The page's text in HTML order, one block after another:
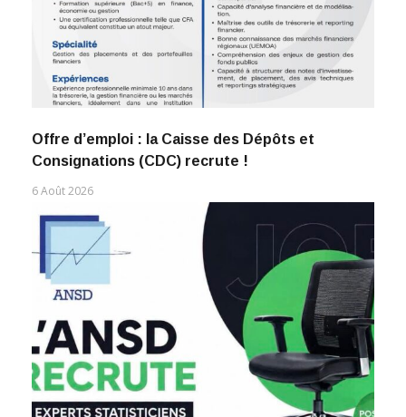
Offre d’emploi : la Caisse des Dépôts et
Consignations (CDC) recrute !
6 Août 2026